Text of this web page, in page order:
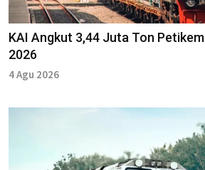
KAI Angkut 3,44 Juta Ton
2026
4 Agu 2026